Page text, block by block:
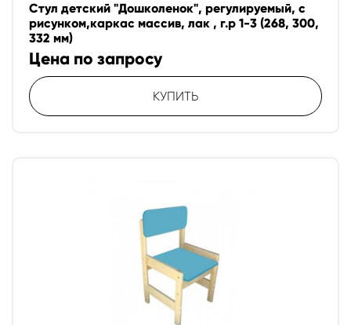
Стул детский "Дошколенок", регулируемый, с
рисунком,каркас массив, лак , г.р 1-3 (268, 300,
332 мм)
Цена по запросу
КУПИТЬ